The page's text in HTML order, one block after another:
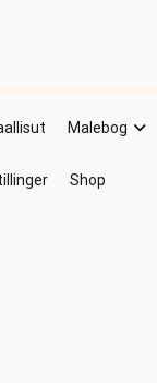
Malebog
Shop